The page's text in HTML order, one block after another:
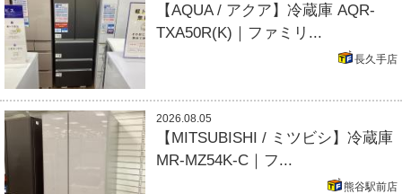
【AQUA / アクア】冷蔵庫 AQR-
TXA50R(K)｜ファミリ...
長久手店
2026.08.05
【MITSUBISHI / ミツビシ】冷蔵庫
MR-MZ54K-C｜フ...
熊谷駅前店